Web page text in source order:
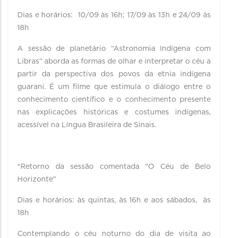
Dias e horários: 10/09 às 16h; 17/09 às 13h e 24/09 às
18h
A sessão de planetário “Astronomia Indígena com
Libras” aborda as formas de olhar e interpretar o céu a
partir da perspectiva dos povos da etnia indígena
guarani. É um filme que estimula o diálogo entre o
conhecimento científico e o conhecimento presente
nas explicações históricas e costumes indígenas,
acessível na Língua Brasileira de Sinais.
*Retorno da sessão comentada "O Céu de Belo
Horizonte"
Dias e horários: às quintas, às 16h e aos sábados, às
18h
Contemplando o céu noturno do dia de visita ao